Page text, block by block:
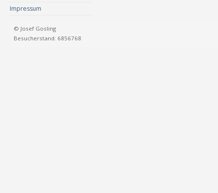
Impressum
© Josef Gosling
Besucherstand: 6856768